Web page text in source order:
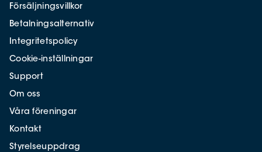
Försäljningsvillkor
Betalningsalternativ
Integritetspolicy
Cookie-inställningar
Support
Om oss
Våra föreningar
Kontakt
Styrelseuppdrag